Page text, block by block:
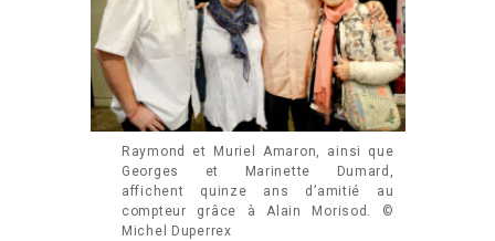
Raymond et Muriel Amaron, ainsi que
Georges et Marinette Dumard,
affichent quinze ans d’amitié au
compteur grâce à Alain Morisod. ©
Michel Duperrex